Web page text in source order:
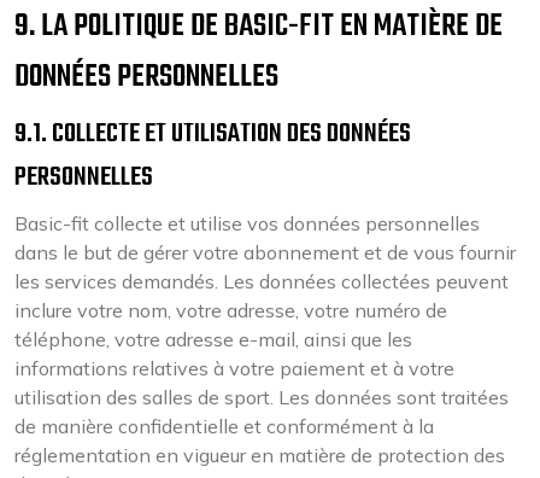
9. LA POLITIQUE DE BASIC-FIT EN MATIÈRE DE
DONNÉES PERSONNELLES
9.1. COLLECTE ET UTILISATION DES DONNÉES
PERSONNELLES
Basic-fit collecte et utilise vos données personnelles
dans le but de gérer votre abonnement et de vous fournir
les services demandés. Les données collectées peuvent
inclure votre nom, votre adresse, votre numéro de
téléphone, votre adresse e-mail, ainsi que les
informations relatives à votre paiement et à votre
utilisation des salles de sport. Les données sont traitées
de manière confidentielle et conformément à la
réglementation en vigueur en matière de protection des